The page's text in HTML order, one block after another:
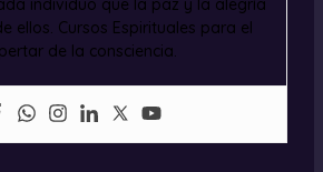
ellos. Cursos Espirituales para el
de la consciencia.